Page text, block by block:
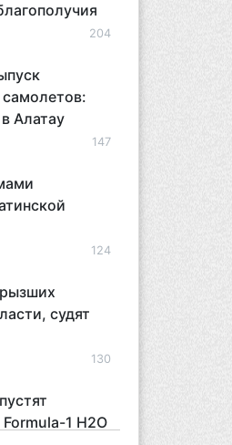
204
самолетов:
Алатау
147
124
судят
130
1 H2O